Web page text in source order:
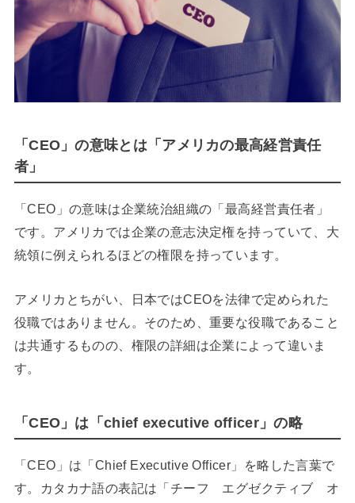
「CEO」の意味とは「アメリカの最高経営責任
者」
「CEO」の意味は企業統治組織の「最高経営責任者」
です。アメリカでは企業の意志決定権を持っていて、大
統領に例えられるほどの権限を持っています。
アメリカとちがい、日本ではCEOを法律で定められた
役職ではありません。そのため、重要な役職であること
は共通するものの、権限の詳細は企業によって違いま
す。
「CEO」は「chief executive officer」の略
「CEO」は「Chief Executive Officer」を略した言葉で
す。カタカナ語の表記は「チーフ エグゼクティブ オ